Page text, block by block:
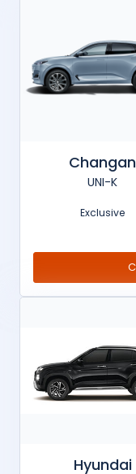
Changan
UNI-K
Exclusive
Hyundai